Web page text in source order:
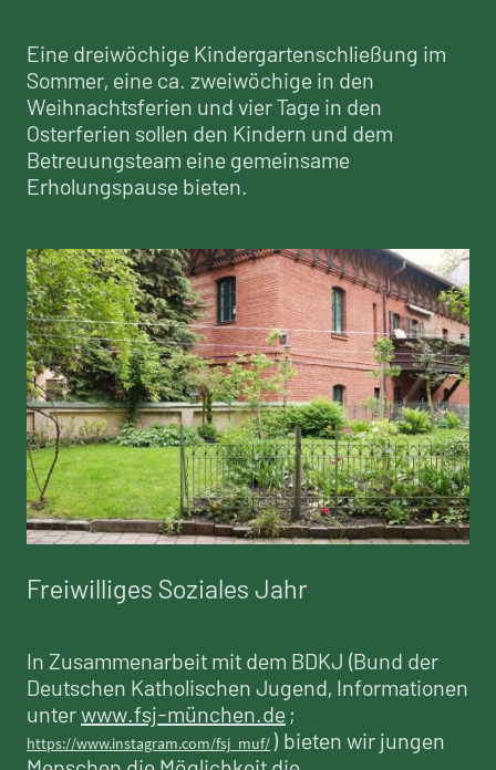
Eine dreiwöchige Kindergartenschließung im
Sommer, eine ca. zweiwöchige in den
Weihnachtsferien und vier Tage in den
Osterferien sollen den Kindern und dem
Betreuungsteam eine gemeinsame
Erholungspause bieten.
Freiwilliges Soziales Jahr
In Zusammenarbeit mit dem BDKJ (Bund der
Deutschen Katholischen Jugend, Informationen
unterwww.fsj-münchen.de ;
https://www.instagram.com/fsj_muf/) bieten wir jungen